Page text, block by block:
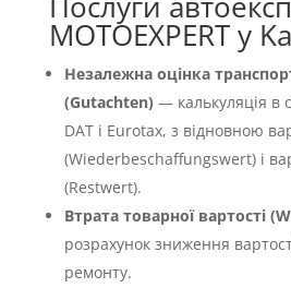
MOTOEXPERT у
Незалежна оцінка
(Gutachten) — калькуляція в
DAT і Eurotax, з відновною
(Wiederbeschaffungswert) і
(Restwert).
Втрата товарної вартості
розрахунок зниження
ремонту.